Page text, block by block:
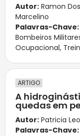
Autor: Ramon
Marcelino
Palavras-Chave:
Bombeiros
Ocupacional,
ARTIGO
A
quedas em
Autor: Patricia
Palavras-Chave: